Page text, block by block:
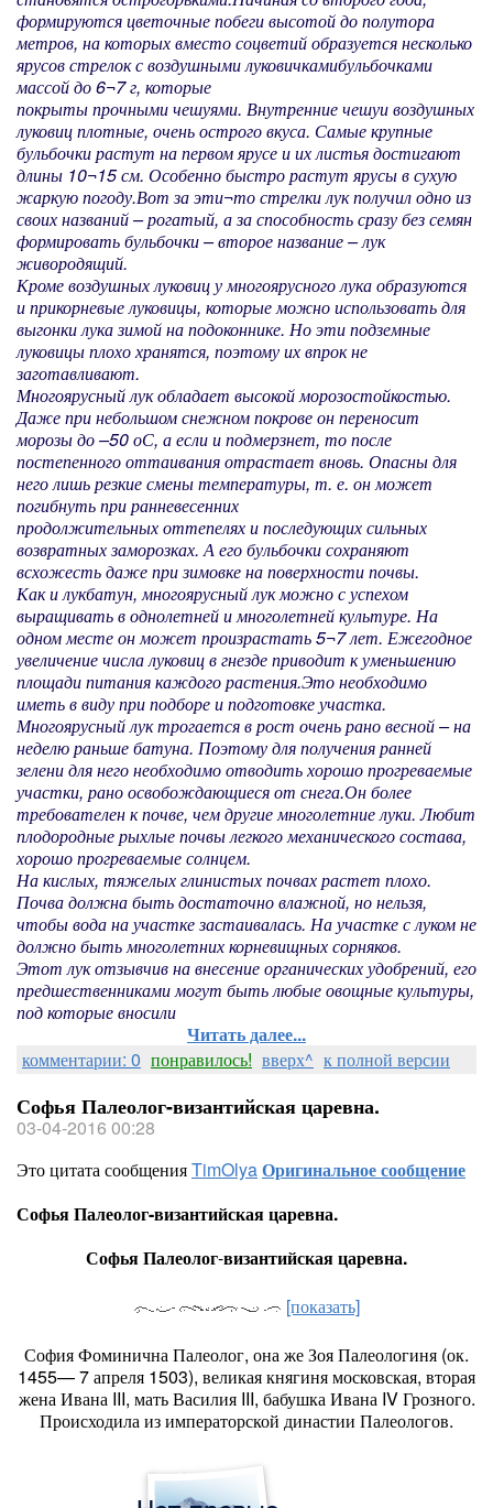
формируются цветочные побеги высотой до полутора
метров, на которых вместо соцветий образуется несколько
ярусов стрелок с воздушными луковичками­бульбочками
массой до 6¬7 г, которые
покрыты прочными чешуями. Внутренние чешуи воздушных
луковиц плотные, очень острого вкуса. Самые крупные
бульбочки растут на первом ярусе и их листья достигают
длины 10¬15 см. Особенно быстро растут ярусы в сухую
жаркую погоду.Вот за эти¬то стрелки лук получил одно из
своих названий – рогатый, а за способность сразу без семян
формировать бульбочки – второе название – лук
живородящий.
Кроме воздушных луковиц у многоярусного лука образуются
и прикорневые луковицы, которые можно использовать для
выгонки лука зимой на подоконнике. Но эти подземные
луковицы плохо хранятся, поэтому их впрок не
заготавливают.
Многоярусный лук обладает высокой морозостойкостью.
Даже при небольшом снежном покрове он переносит
морозы до –50 оС, а если и подмерзнет, то после
постепенного оттаивания отрастает вновь. Опасны для
него лишь резкие смены температуры, т. е. он может
погибнуть при ранневесенних
продолжительных оттепелях и последующих сильных
возвратных заморозках. А его бульбочки сохраняют
всхожесть даже при зимовке на поверхности почвы.
Как и лук­батун, многоярусный лук можно с успехом
выращивать в однолетней и многолетней культуре. На
одном месте он может произрастать 5¬7 лет. Ежегодное
увеличение числа луковиц в гнезде приводит к уменьшению
площади питания каждого растения.Это необходимо
иметь в виду при подборе и подготовке участка.
Многоярусный лук трогается в рост очень рано весной – на
неделю раньше батуна. Поэтому для получения ранней
зелени для него необходимо отводить хорошо прогреваемые
участки, рано освобождающиеся от снега.Он более
требователен к почве, чем другие многолетние луки. Любит
плодородные рыхлые почвы легкого механического состава,
хорошо прогреваемые солнцем.
На кислых, тяжелых глинистых почвах растет плохо.
Почва должна быть достаточно влажной, но нельзя,
чтобы вода на участке застаивалась. На участке с луком не
должно быть многолетних корневищных сорняков.
Этот лук отзывчив на внесение органических удобрений, его
предшественниками могут быть любые овощные культуры,
под которые вносили
Читать далее...
комментарии: 0 понравилось! вверх^ к полной версии
Софья Палеолог-византийская царевна.
03-04-2016 00:28
Это цитата сообщенияTimOlyaОригинальное сообщение
Софья Палеолог-византийская царевна.
Софья Палеолог-византийская царевна.
[показать]
София Фоминична Палеолог, она же Зоя Палеологиня (ок.
1455— 7 апреля 1503), великая княгиня московская, вторая
жена Ивана III, мать Василия III, бабушка Ивана IV Грозного.
Происходила из императорской династии Палеологов.